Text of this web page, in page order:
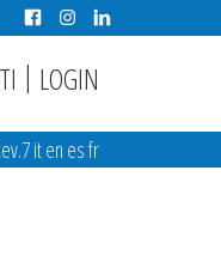
| LOGIN
it en es fr